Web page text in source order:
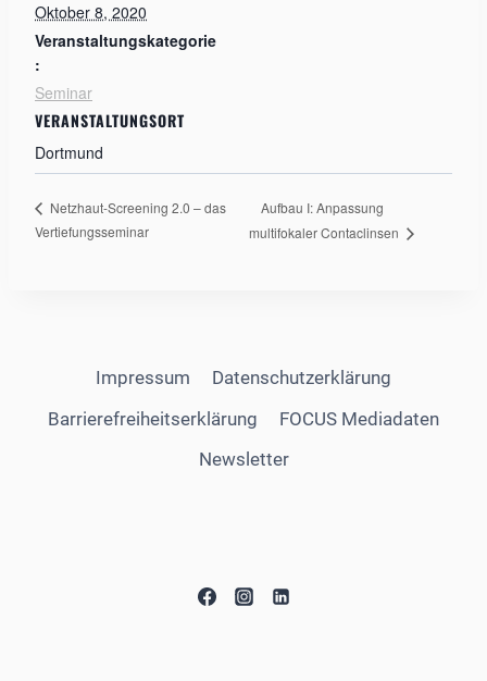
Oktober 8, 2020
Veranstaltungskategorie
:
Seminar
VERANSTALTUNGSORT
Dortmund
Netzhaut-Screening 2.0 – das
Vertiefungsseminar
Aufbau I: Anpassung
multifokaler Contaclinsen
Impressum
Datenschutzerklärung
Barrierefreiheitserklärung
FOCUS Mediadaten
Newsletter